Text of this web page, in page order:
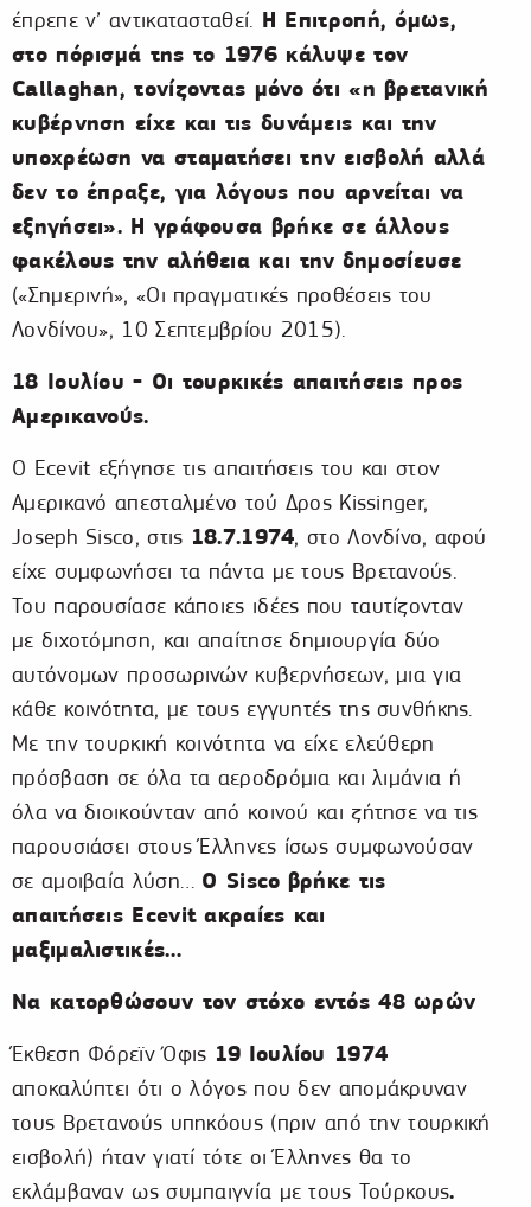
έπρεπε ν’ αντικατασταθεί. Η Επιτροπή, όμως,
στο πόρισμά της το 1976 κάλυψε τον
Callaghan, τονίζοντας μόνο ότι «η βρετανική
κυβέρνηση είχε και τις δυνάμεις και την
υποχρέωση να σταματήσει την εισβολή αλλά
δεν το έπραξε, για λόγους που αρνείται να
εξηγήσει». Η γράφουσα βρήκε σε άλλους
φακέλους την αλήθεια και την δημοσίευσε
(«Σημερινή», «Οι πραγματικές προθέσεις του
Λονδίνου», 10 Σεπτεμβρίου 2015).
18 Ιουλίου - Οι τουρκικές απαιτήσεις προς
Αμερικανούς.
Ο Ecevit εξήγησε τις απαιτήσεις του και στον
Αμερικανό απεσταλμένο τού Δρος Kissinger,
Joseph Sisco, στις 18.7.1974, στο Λονδίνο, αφού
είχε συμφωνήσει τα πάντα με τους Βρετανούς.
Του παρουσίασε κάποιες ιδέες που ταυτίζονταν
με διχοτόμηση, και απαίτησε δημιουργία δύο
αυτόνομων προσωρινών κυβερνήσεων, μια για
κάθε κοινότητα, με τους εγγυητές της συνθήκης.
Με την τουρκική κοινότητα να είχε ελεύθερη
πρόσβαση σε όλα τα αεροδρόμια και λιμάνια ή
όλα να διοικούνταν από κοινού και ζήτησε να τις
παρουσιάσει στους Έλληνες ίσως συμφωνούσαν
σε αμοιβαία λύση… Ο Sisco βρήκε τις
απαιτήσεις Ecevit ακραίες και
μαξιμαλιστικές…
Να κατορθώσουν τον στόχο εντός 48 ωρών
Έκθεση Φόρεϊν Όφις 19 Ιουλίου 1974
αποκαλύπτει ότι ο λόγος που δεν απομάκρυναν
τους Βρετανούς υπηκόους (πριν από την τουρκική
εισβολή) ήταν γιατί τότε οι Έλληνες θα το
εκλάμβαναν ως συμπαιγνία με τους Τούρκους.